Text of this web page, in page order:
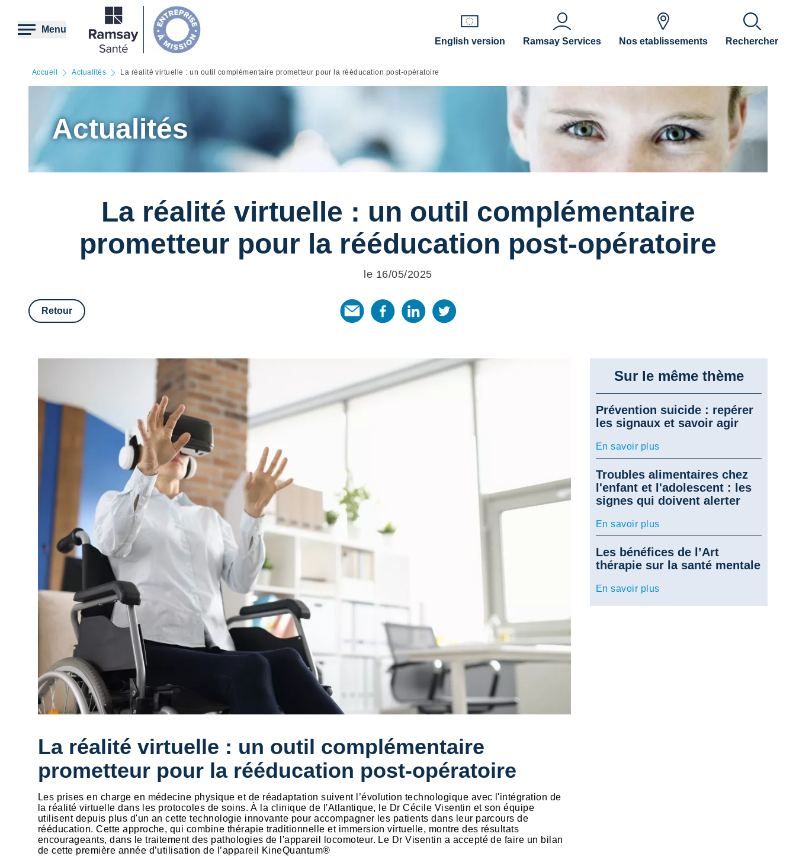
contenu
principal
Menu
English version
Ramsay Services Nos etablissements Rechercher
Accueil Actualités La réalité virtuelle : un outil complémentaire prometteur pour la rééducation post-opératoire
Actualités
La réalité virtuelle : un outil complémentaire
prometteur pour la rééducation post-opératoire
le 16/05/2025
Retour
La réalité virtuelle : un outil complémentaire
prometteur pour la rééducation post-opératoire
Les prises en charge en médecine physique et de réadaptation suivent l’évolution technologique avec l'intégration de
la réalité virtuelle dans les protocoles de soins. À la clinique de l'Atlantique, le Dr Cécile Visentin et son équipe
utilisent depuis plus d'un an cette technologie innovante pour accompagner les patients dans leur parcours de
rééducation. Cette approche, qui combine thérapie traditionnelle et immersion virtuelle, montre des résultats
encourageants, dans le traitement des pathologies de l'appareil locomoteur. Le Dr Visentin a accepté de faire un bilan
de cette première année d’utilisation de l’appareil KineQuantum®
Sur le même thème
Prévention suicide : repérer
les signaux et savoir agir
En savoir plus
Troubles alimentaires chez
l'enfant et l'adolescent : les
signes qui doivent alerter
En savoir plus
Les bénéfices de l’Art
thérapie sur la santé mentale
En savoir plus